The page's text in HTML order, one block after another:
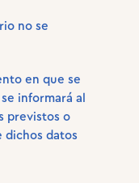
no se
en que se
informará al
previstos o
dichos datos